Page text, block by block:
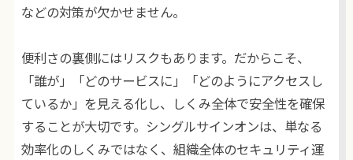
などの対策が欠かせません。
便利さの裏側にはリスクもあります。だからこそ、
「誰が」「どのサービスに」「どのようにアクセスし
ているか」を見える化し、しくみ全体で安全性を確保
することが大切です。シングルサインオンは、単なる
効率化のしくみではなく、組織全体のセキュリティ運